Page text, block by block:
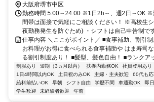
点近く
大阪府堺市中区
勤務時間 5:00～24:00 ※1日2h～、週2日～OK ※
間帯は面接で気軽にご相談ください！ ※高校生
夜勤務発生を防ぐため) ・シフトは自己申告制で
仕事内容 ＼ここがポイント／ ■食事補助、割引
お料理がお得に食べられる食事補助や はま寿司
る割引制度あり！ ■髪型、髪色自由！ ■ランクア
制服あり 短期（3ヵ月以内） 扶養内勤務OK 社員登用あり
1日4時間以内OK
土日祝のみOK 主婦・主夫歓迎 60代も
給料前払いOK
早朝 シフト自由 学歴不問 車通勤OK 即
学生歓迎
未経験者歓迎 午前